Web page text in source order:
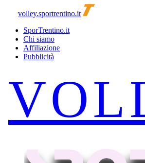
volley.sportrentino.it
SporTrentino.it
Chi siamo
Affiliazione
Pubblicità